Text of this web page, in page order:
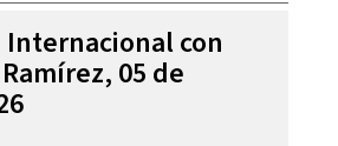
con
05 de